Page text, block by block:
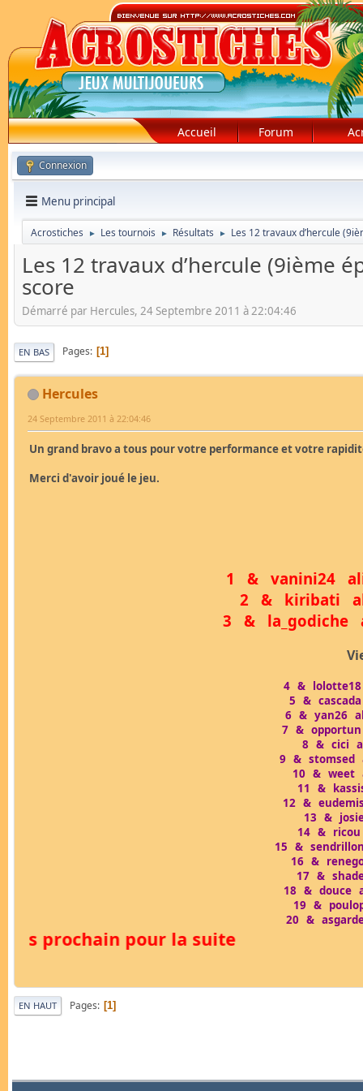
Accueil Forum
Connexion
Menu principal
Acrostiches ► Les tournois ► Résultats ► Les 12 travaux d’hercule
Les 12 travaux d’hercule (9ième
score
Démarré par Hercules, 24 Septembre 2011 à 22:04:46
EN BAS Pages 1
Hercules
24 Septembre 2011 à 22:04:46
Un grand bravo a tous pour votre performance et votre
Merci d'avoir joué le jeu.
1 & vanini24
2 & kiribati
3 & la_godiche
4 &
5 &
6 & yan26
7 &
8 & cici
9 & stomsed
10 & weet
11 &
12 &
13 &
14 &
15 &
16 &
17 &
18 & douce
19 &
20 &
prochain pour la suite
EN HAUT Pages 1